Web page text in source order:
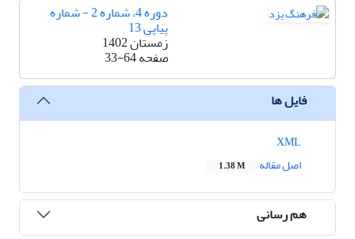
دوره 4، شماره 2 - شماره
پیاپی 13
زمستان 1402
صفحه33-64
فایل ها
اصل مقاله
1.38 M
هم رسانی